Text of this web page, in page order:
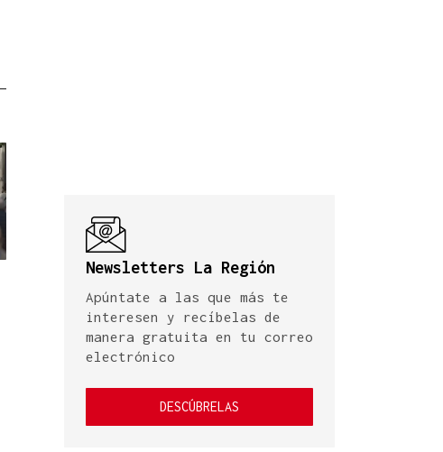
Newsletters La Región
Apúntate a las que más te
interesen y recíbelas de
manera gratuita en tu correo
electrónico
DESCÚBRELAS